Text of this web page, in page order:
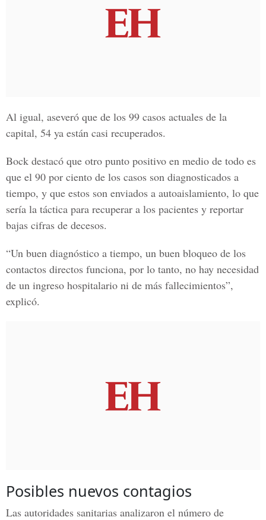
Al igual, aseveró que de los 99 casos actuales de la
capital, 54 ya están casi recuperados.
Bock destacó que otro punto positivo en medio de todo es
que el 90 por ciento de los casos son diagnosticados a
tiempo, y que estos son enviados a autoaislamiento, lo que
sería la táctica para recuperar a los pacientes y reportar
bajas cifras de decesos.
“Un buen diagnóstico a tiempo, un buen bloqueo de los
contactos directos funciona, por lo tanto, no hay necesidad
de un ingreso hospitalario ni de más fallecimientos”,
explicó.
Posibles nuevos contagios
Las autoridades sanitarias analizaron el número de